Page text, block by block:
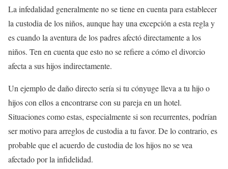
La infedalidad generalmente no se tiene en cuenta para establecer
la custodia de los niños, aunque hay una excepción a esta regla y
es cuando la aventura de los padres afectó directamente a los
niños. Ten en cuenta que esto no se refiere a cómo el divorcio
afecta a sus hijos indirectamente.
Un ejemplo de daño directo sería si tu cónyuge lleva a tu hijo o
hijos con ellos a encontrarse con su pareja en un hotel.
Situaciones como estas, especialmente si son recurrentes, podrían
ser motivo para arreglos de custodia a tu favor. De lo contrario, es
probable que el acuerdo de custodia de los hijos no se vea
afectado por la infidelidad.